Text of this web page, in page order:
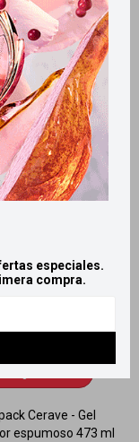
especiales.
compra.
Cerave - Gel
espumoso 473 ml